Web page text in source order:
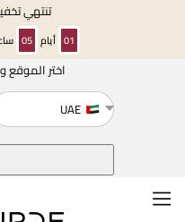
تنتهي
01 أيام 05
اختر الموقع
UAE